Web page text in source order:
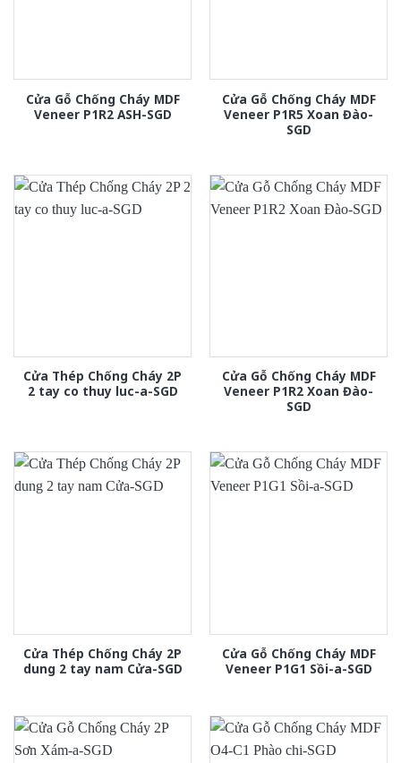
Cửa Gỗ Chống Cháy MDF
Veneer P1R2 ASH-SGD
Cửa Gỗ Chống Cháy MDF
Veneer P1R5 Xoan Đào-
SGD
Cửa Thép Chống Cháy 2P
2 tay co thuy luc-a-SGD
Cửa Gỗ Chống Cháy MDF
Veneer P1R2 Xoan Đào-
SGD
Cửa Thép Chống Cháy 2P
dung 2 tay nam Cửa-SGD
Cửa Gỗ Chống Cháy MDF
Veneer P1G1 Sồi-a-SGD